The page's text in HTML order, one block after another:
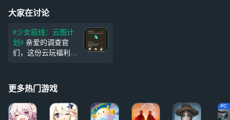
大家在讨论
#少女前线：云图计
划#
们，这份云玩福利请
即将开启，云云也为
您准备了丰厚的福利
恭候您的到来，点击
图片查看云玩详情！
更多热门游戏